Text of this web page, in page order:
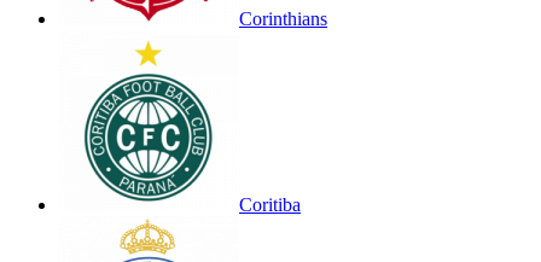
Corinthians
Coritiba